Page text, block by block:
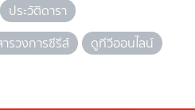
ประวัติดารา
ารวงการซีรีส์ ดูทีวีออนไลน์